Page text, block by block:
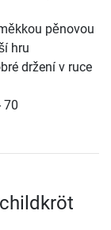
pěnovou
hru
držení v ruce
70